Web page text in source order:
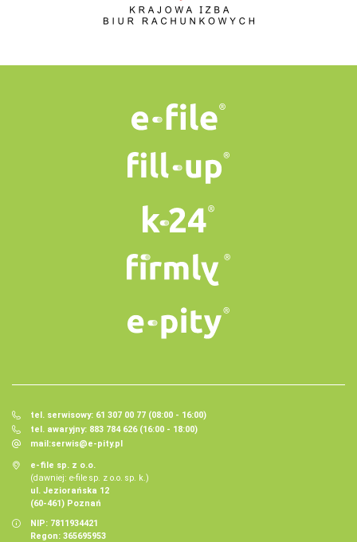
tel. serwisowy: 61 307 00 77 (08:00 - 16:00)
tel. awaryjny: 883 784 626 (16:00 - 18:00)
mail:serwis@e-pity.pl
e-file sp. z o.o.
(dawniej: e-file sp. z o.o. sp. k.)
ul. Jeziorańska 12
(60-461) Poznań
NIP: 7811934421
Regon: 365695953